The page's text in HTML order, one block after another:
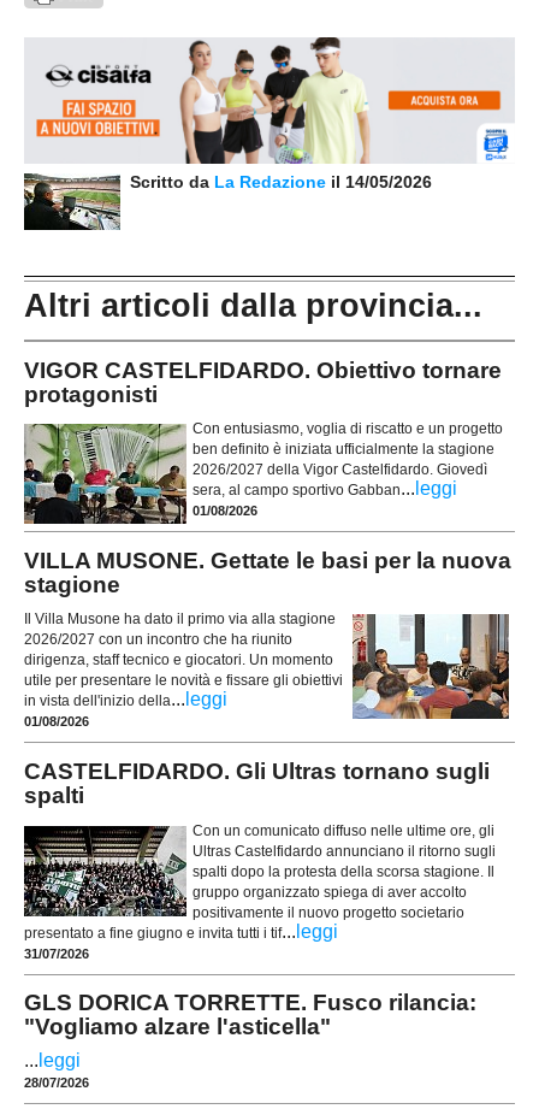
Scritto da La Redazione il 14/05/2026
Altri articoli dalla provincia...
VIGOR CASTELFIDARDO. Obiettivo tornare
protagonisti
Con entusiasmo, voglia di riscatto e un progetto
ben definito è iniziata ufficialmente la stagione
2026/2027 della Vigor Castelfidardo. Giovedì
sera, al campo sportivo Gabban... leggi
01/08/2026
VILLA MUSONE. Gettate le basi per la nuova
stagione
Il Villa Musone ha dato il primo via alla stagione
2026/2027 con un incontro che ha riunito
dirigenza, staff tecnico e giocatori. Un momento
utile per presentare le novità e fissare gli obiettivi
in vista dell'inizio della... leggi
01/08/2026
CASTELFIDARDO. Gli Ultras tornano sugli
spalti
Con un comunicato diffuso nelle ultime ore, gli
Ultras Castelfidardo annunciano il ritorno sugli
spalti dopo la protesta della scorsa stagione. Il
gruppo organizzato spiega di aver accolto
positivamente il nuovo progetto societario
presentato a fine giugno e invita tutti i tif... leggi
31/07/2026
GLS DORICA TORRETTE. Fusco rilancia:
"Vogliamo alzare l'asticella"
... leggi
28/07/2026